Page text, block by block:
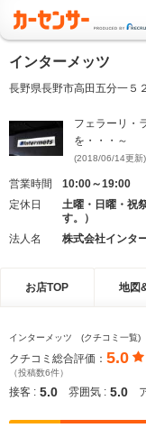
インターメッツ
長野県長野市高田五分一５
フェラーリ・
を・・・～
(2018/06/14更新)
営業時間
10:00～19:00
定休日
土曜・日曜・祝
す。）
法人名
株式会社インタ
お店TOP 地図
インターメッツ (クチコミ一覧)
クチコミ総合評価： 5.0
（投稿数6件）
接客 : 5.0 雰囲気 : 5.0